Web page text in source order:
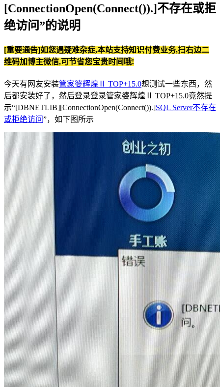
[ConnectionOpen(Connect()).]不存在或拒
绝访问”的说明
[重要通告]如您遇疑难杂症,本站支持知识付费业务,扫右边二
维码加博主微信,可节省您宝贵时间哦!
今天有网友安装管家婆辉煌Ⅱ TOP+15.0想测试一些东西，然
后都安装好了，然后登录登录管家婆辉煌Ⅱ TOP+15.0竟然提
示“[DBNETLIB][ConnectionOpen(Connect()).]SQL Server不存在
或拒绝访问”，如下图所示